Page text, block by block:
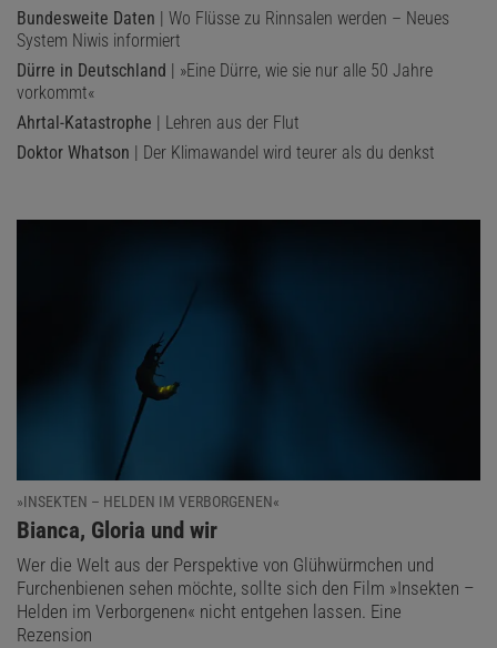
Bundesweite Daten | Wo Flüsse zu Rinnsalen werden – Neues
System Niwis informiert
Dürre in Deutschland | »Eine Dürre, wie sie nur alle 50 Jahre
vorkommt«
Ahrtal-Katastrophe | Lehren aus der Flut
Doktor Whatson | Der Klimawandel wird teurer als du denkst
»INSEKTEN – HELDEN IM VERBORGENEN«
:
Bianca, Gloria und wir
Wer die Welt aus der Perspektive von Glühwürmchen und
Furchenbienen sehen möchte, sollte sich den Film »Insekten –
Helden im Verborgenen« nicht entgehen lassen. Eine
Rezension